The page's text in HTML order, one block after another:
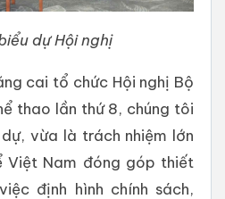
dự Hội nghị
cai tổ chức Hội nghị Bộ
thao lần thứ 8, chúng tôi
vừa là trách nhiệm lớn
Việt Nam đóng góp thiết
định hình chính sách,